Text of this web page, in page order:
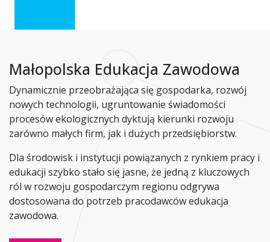
Małopolska Edukacja Zawodowa
Dynamicznie przeobrażająca się gospodarka, rozwój
nowych technologii, ugruntowanie świadomości
procesów ekologicznych dyktują kierunki rozwoju
zarówno małych firm, jak i dużych przedsiębiorstw.
Dla środowisk i instytucji powiązanych z rynkiem pracy i
edukacji szybko stało się jasne, że jedną z kluczowych
ról w rozwoju gospodarczym regionu odgrywa
dostosowana do potrzeb pracodawców edukacja
zawodowa.